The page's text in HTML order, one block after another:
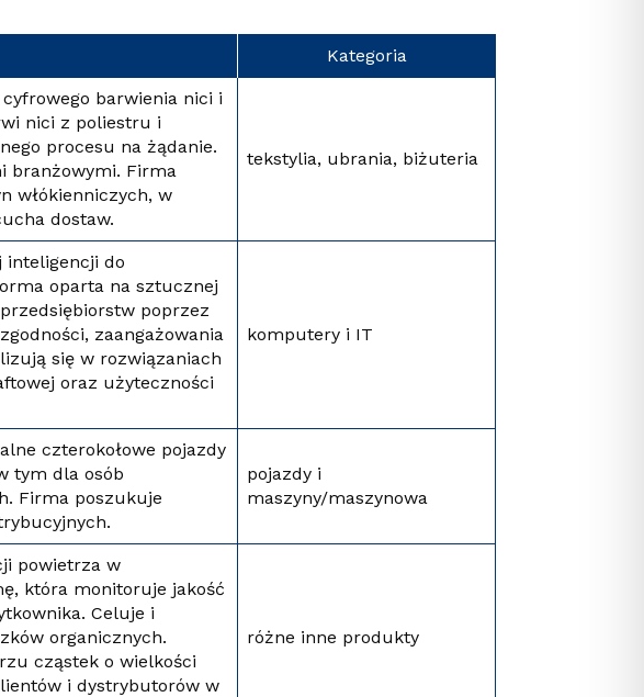
Kategoria
barwienia nici i
nici z poliestru i
procesu na żądanie.
branżowymi. Firma
włókienniczych, w
dostaw.
tekstylia, ubrania, biżuteria
do
oparta na sztucznej
poprzez
zaangażowania
się w rozwiązaniach
oraz użyteczności
komputery i IT
czterokołowe pojazdy
tym dla osób
Firma poszukuje
pojazdy i
maszyny/maszynowa
powietrza w
która monitoruje jakość
Celuje i
organicznych.
cząstek o wielkości
i dystrybutorów w
różne inne produkty